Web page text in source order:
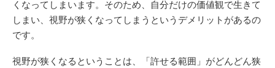
くなってしまいます。そのため、自分だけの価値観で生きて
しまい、視野が狭くなってしまうというデメリットがあるの
です。
視野が狭くなるということは、「許せる範囲」がどんどん狭